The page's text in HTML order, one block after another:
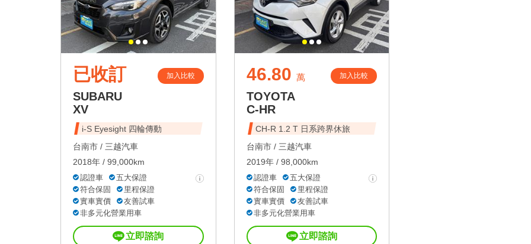
已收訂 加入比較
SUBARU
XV
i-S Eyesight 四輪傳動
台南市 / 三越汽車
2018年 / 99,000km
認證車
五大保證
符合保固
里程保證
實車實價
友善試車
非多元化營業用車
立即諮詢
46.80 萬 加入比較
TOYOTA
C-HR
CH-R 1.2 T 日系跨界休旅
台南市 / 三越汽車
2019年 / 98,000km
認證車
五大保證
符合保固
里程保證
實車實價
友善試車
非多元化營業用車
立即諮詢